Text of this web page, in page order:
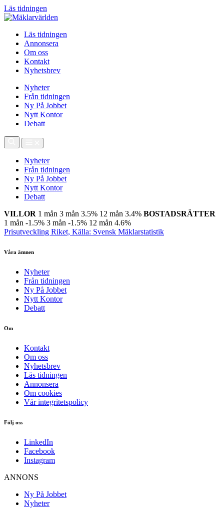
Läs tidningen
Läs tidningen
Annonsera
Om oss
Kontakt
Nyhetsbrev
Nyheter
Från tidningen
Ny På Jobbet
Nytt Kontor
Debatt
Nyheter
Från tidningen
Ny På Jobbet
Nytt Kontor
Debatt
VILLOR 1 mån 3 mån 3.5% 12 mån 3.4% BOSTADSRÄTTER
1 mån -1.5% 3 mån -1.5% 12 mån 4.6%
Prisutveckling Riket, Källa: Svensk Mäklarstatistik
Våra ämnen
Nyheter
Från tidningen
Ny På Jobbet
Nytt Kontor
Debatt
Om
Kontakt
Om oss
Nyhetsbrev
Läs tidningen
Annonsera
Om cookies
Vår integritetspolicy
Följ oss
LinkedIn
Facebook
Instagram
ANNONS
Ny På Jobbet
Nyheter